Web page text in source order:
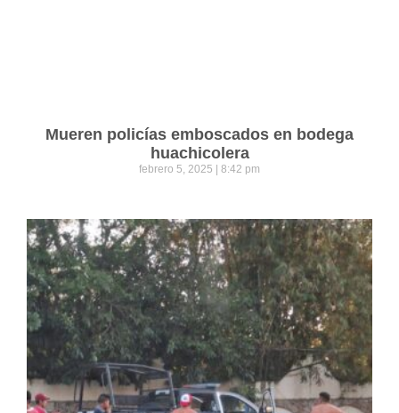
Mueren policías emboscados en bodega
huachicolera
febrero 5, 2025 8:42 pm